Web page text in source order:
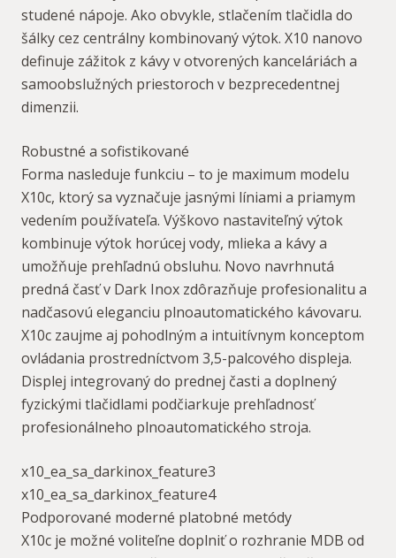
studené nápoje. Ako obvykle, stlačením tlačidla do
šálky cez centrálny kombinovaný výtok. X10 nanovo
definuje zážitok z kávy v otvorených kanceláriách a
samoobslužných priestoroch v bezprecedentnej
dimenzii.
Robustné a sofistikované
Forma nasleduje funkciu – to je maximum modelu
X10c, ktorý sa vyznačuje jasnými líniami a priamym
vedením používateľa. Výškovo nastaviteľný výtok
kombinuje výtok horúcej vody, mlieka a kávy a
umožňuje prehľadnú obsluhu. Novo navrhnutá
predná časť v Dark Inox zdôrazňuje profesionalitu a
nadčasovú eleganciu plnoautomatického kávovaru.
X10c zaujme aj pohodlným a intuitívnym konceptom
ovládania prostredníctvom 3,5-palcového displeja.
Displej integrovaný do prednej časti a doplnený
fyzickými tlačidlami podčiarkuje prehľadnosť
profesionálneho plnoautomatického stroja.
x10_ea_sa_darkinox_feature3
x10_ea_sa_darkinox_feature4
Podporované moderné platobné metódy
X10c je možné voliteľne doplniť o rozhranie MDB od